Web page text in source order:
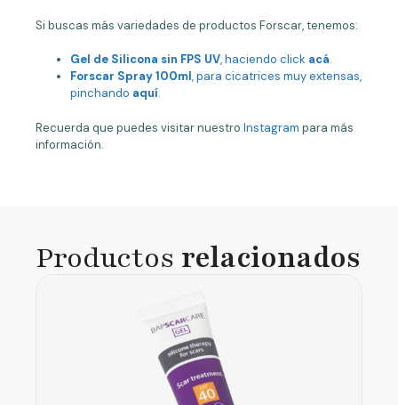
Si buscas más variedades de productos Forscar, tenemos:
Gel de Silicona sin FPS UV, haciendo click acá.
Forscar Spray 100ml, para cicatrices muy extensas,
pinchando aquí.
Recuerda que puedes visitar nuestro Instagram para más
información.
Productos relacionados